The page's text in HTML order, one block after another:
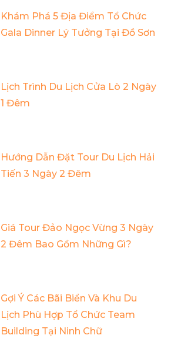
Khám Phá 5 Địa Điểm Tổ Chức
Gala Dinner Lý Tưởng Tại Đồ Sơn
Lịch Trình Du Lịch Cửa Lò 2 Ngày
1 Đêm
Hướng Dẫn Đặt Tour Du Lịch Hải
Tiến 3 Ngày 2 Đêm
Giá Tour Đảo Ngọc Vừng 3 Ngày
2 Đêm Bao Gồm Những Gì?
Gợi Ý Các Bãi Biển Và Khu Du
Lịch Phù Hợp Tổ Chức Team
Building Tại Ninh Chữ